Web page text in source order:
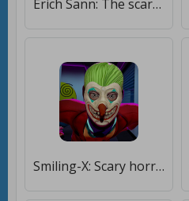
Erich Sann: The scary game. [Много монет]
Smiling-X: Scary horror game. [Много денег]